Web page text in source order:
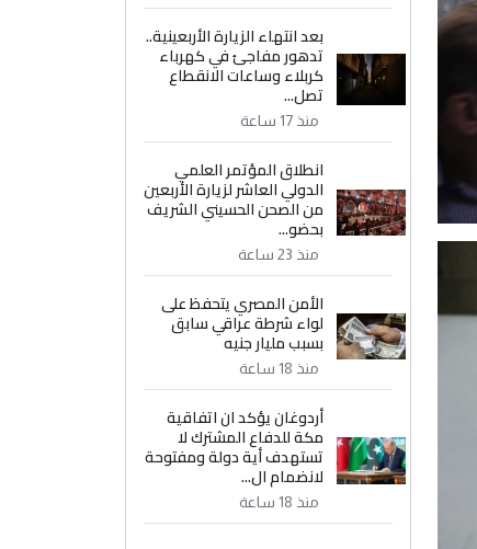
بعد انتهاء الزيارة الأربعينية..
تدهور مفاجئ في كهرباء
كربلاء وساعات الانقطاع
تصل...
منذ 17 ساعة
انطلاق المؤتمر العلمي
الدولي العاشر لزيارة الأربعين
من الصحن الحسيني الشريف
بحضو...
منذ 23 ساعة
الأمن المصري يتحفظ على
لواء شرطة عراقي سابق
بسبب مليار جنيه
منذ 18 ساعة
أردوغان يؤكد ان اتفاقية
مكة للدفاع المشترك لا
تستهدف أية دولة ومفتوحة
لانضمام ال...
منذ 18 ساعة